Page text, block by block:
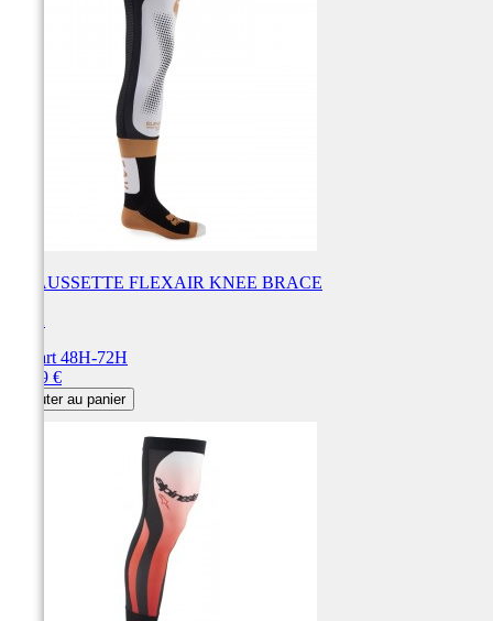
CHAUSSETTE FLEXAIR KNEE BRACE
Départ 48H-72H
49,99 €
Ajouter au panier